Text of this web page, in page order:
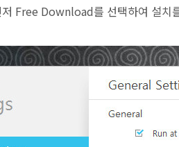
Free Download를 선택하여 설치